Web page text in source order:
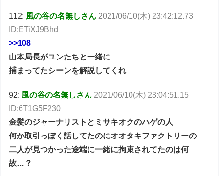
112: 風の谷の名無しさん 2021/06/10(木) 23:42:12.73
ID:ETiXJ9Bhd
>>108
山本局長がユンたちと一緒に
捕まってたシーンを解説してくれ
92: 風の谷の名無しさん 2021/06/10(木) 23:04:51.15
ID:6T1G5F230
金髪のジャーナリストとミサキオクのハゲの人
何か取引っぽく話してたのにオオタキファクトリーの
二人が見つかった途端に一緒に拘束されてたのは何
故…？